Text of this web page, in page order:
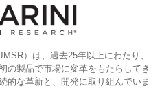
）は、過去25年以上にわたり、
の製品で市場に変革をもたらしてき
的な革新と、開発に取り組んでいま